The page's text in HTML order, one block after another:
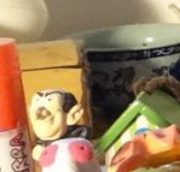
Saltar
al
contenido